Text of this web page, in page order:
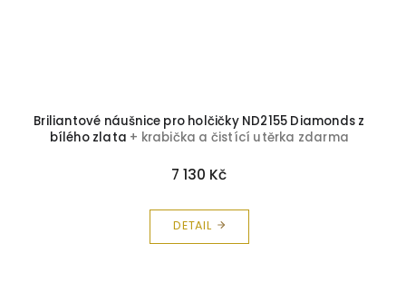
Briliantové náušnice pro holčičky ND2155 Diamonds z
bílého zlata + krabička a čistící utěrka zdarma
7 130 Kč
DETAIL